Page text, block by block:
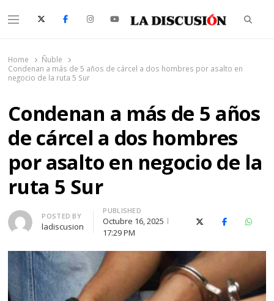
Menu
Home
Ñuble
Condenan a más de 5 años de cárcel a dos hombres por asalto en
negocio de la ruta 5 Sur
Condenan a más de 5 años
de cárcel a dos hombres
por asalto en negocio de la
ruta 5 Sur
Author
POSTED BY
ladiscusion
PUBLISHED
Octubre 16, 2025
17:29 PM
X (Twitter)Facebook